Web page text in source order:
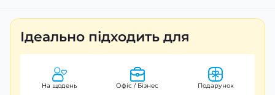
Переваги та особливості
ДизайнPagani Design PD-1717 Silver-Green
стрілками, що забезпечують зручне зчитування часу
незалежно від умов освітлення. Автоматичний
Ідеально підходить для
На щодень Офіс / Бізнес Подарунок